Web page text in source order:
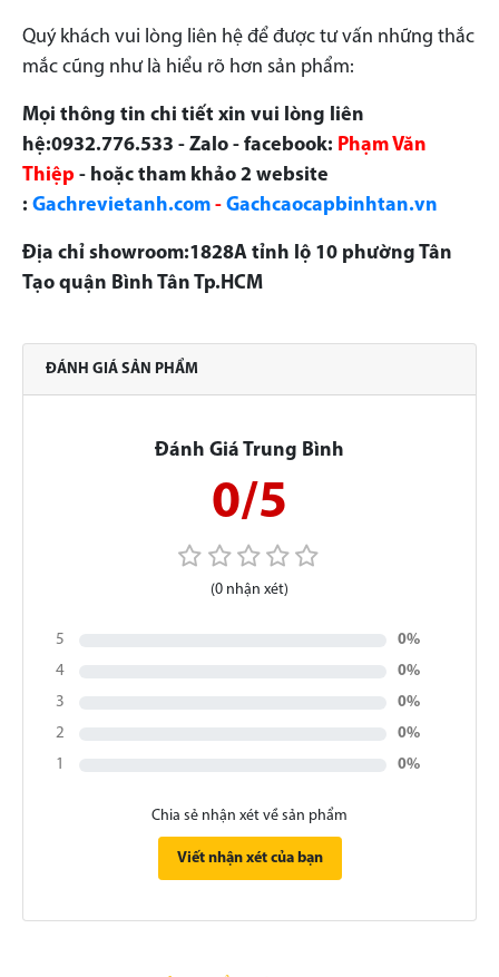
Quý khách vui lòng liên hệ để được tư vấn những thắc
mắc cũng như là hiểu rõ hơn sản phẩm:
Mọi thông tin chi tiết xin vui lòng liên
hệ:0932.776.533 - Zalo - facebook: Phạm Văn
Thiệp - hoặc tham khảo 2 website
: Gachrevietanh.com - Gachcaocapbinhtan.vn
Địa chỉ showroom:1828A tỉnh lộ 10 phường Tân
Tạo quận Bình Tân Tp.HCM
ĐÁNH GIÁ SẢN PHẨM
Đánh Giá Trung Bình
0/5
(0 nhận xét)
5
0%
4
0%
3
0%
2
0%
1
0%
Chia sẻ nhận xét về sản phẩm
Viết nhận xét của bạn